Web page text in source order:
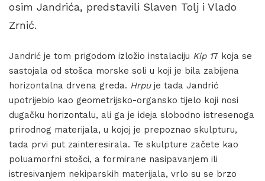
osim Jandrića, predstavili Slaven Tolj i Vlado
Zrnić.
Jandrić je tom prigodom izložio instalaciju Kip 17 koja se
sastojala od stošca morske soli u koji je bila zabijena
horizontalna drvena greda. Hrpuje tada Jandrić
upotrijebio kao geometrijsko-organsko tijelo koji nosi
dugačku horizontalu, ali ga je ideja slobodno istresenoga
prirodnog materijala, u kojoj je prepoznao skulpturu,
tada prvi put zainteresirala. Te skulpture začete kao
poluamorfni stošci, a formirane nasipavanjem ili
istresivanjem nekiparskih materijala, vrlo su se brzo